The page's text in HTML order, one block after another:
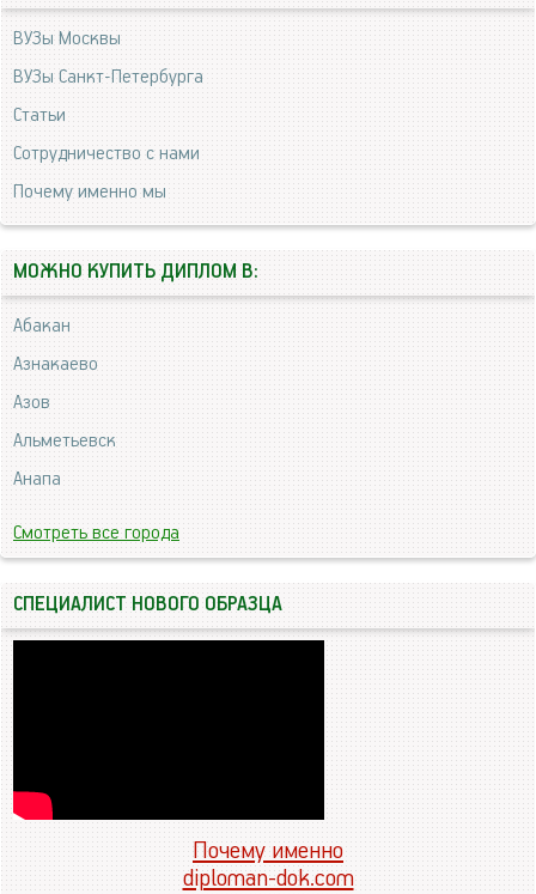
ВУЗы Москвы
ВУЗы Санкт-Петербурга
Статьи
Сотрудничество с нами
Почему именно мы
МОЖНО КУПИТЬ ДИПЛОМ В:
Абакан
Азнакаево
Азов
Альметьевск
Анапа
Смотреть все города
СПЕЦИАЛИСТ НОВОГО ОБРАЗЦА
Почему именно
diploman-dok.com